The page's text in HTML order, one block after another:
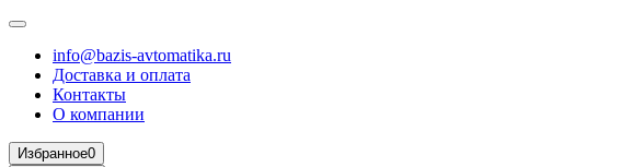
info@bazis-avtomatika.ru
Доставка и оплата
Контакты
О компании
Избранное0